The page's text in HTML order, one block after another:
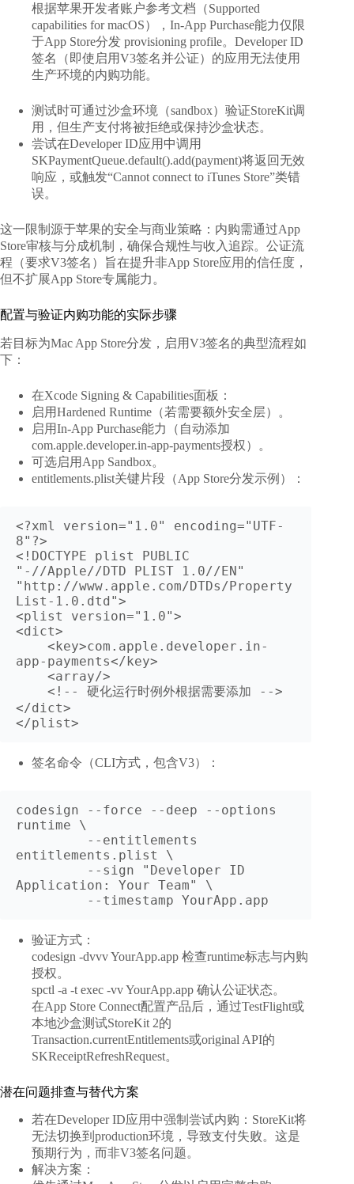
根据苹果开发者账户参考文档（Supported
capabilities for macOS），In-App Purchase能力仅限
于App Store分发 provisioning profile。Developer ID
签名（即使启用V3签名并公证）的应用无法使用
生产环境的内购功能。
测试时可通过沙盒环境（sandbox）验证StoreKit调
用，但生产支付将被拒绝或保持沙盒状态。
尝试在Developer ID应用中调用
SKPaymentQueue.default().add(payment)将返回无效
响应，或触发“Cannot connect to iTunes Store”类错
误。
这一限制源于苹果的安全与商业策略：内购需通过App
Store审核与分成机制，确保合规性与收入追踪。公证流
程（要求V3签名）旨在提升非App Store应用的信任度，
但不扩展App Store专属能力。
配置与验证内购功能的实际步骤
若目标为Mac App Store分发，启用V3签名的典型流程如
下：
在Xcode Signing & Capabilities面板：
启用Hardened Runtime（若需要额外安全层）。
启用In-App Purchase能力（自动添加
com.apple.developer.in-app-payments授权）。
可选启用App Sandbox。
entitlements.plist关键片段（App Store分发示例）：
<?xml version="1.0" encoding="UTF-
8"?>
<!DOCTYPE plist PUBLIC
"-//Apple//DTD PLIST 1.0//EN"
"http://www.apple.com/DTDs/Property
List-1.0.dtd">
<plist version="1.0">
<dict>
app-payments</key>
</dict>
</plist>
签名命令（CLI方式，包含V3）：
codesign --force --deep --options
runtime \
entitlements.plist \
Application: Your Team" \
         --timestamp YourApp.app
验证方式：
codesign -dvvv YourApp.app 检查runtime标志与内购
授权。
spctl -a -t exec -vv YourApp.app 确认公证状态。
在App Store Connect配置产品后，通过TestFlight或
本地沙盒测试StoreKit 2的
Transaction.currentEntitlements或original API的
SKReceiptRefreshRequest。
潜在问题排查与替代方案
若在Developer ID应用中强制尝试内购：StoreKit将
无法切换到production环境，导致支付失败。这是
预期行为，而非V3签名问题。
解决方案：